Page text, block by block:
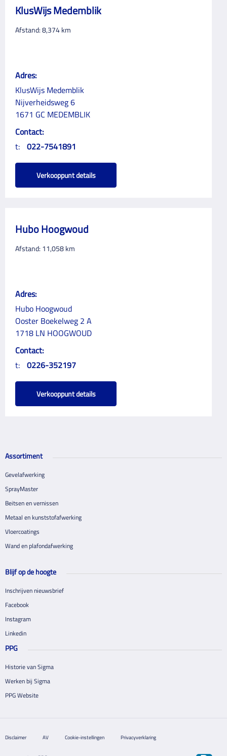
KlusWijs Medemblik
Afstand:8,374km
Adres:
KlusWijs Medemblik
Nijverheidsweg 6
1671 GC MEDEMBLIK
Contact:
t: 022-7541891
Verkooppunt details
Hubo Hoogwoud
Afstand: 11,058km
Adres:
Hubo Hoogwoud
Ooster Boekelweg 2 A
1718 LN HOOGWOUD
Contact:
t: 0226-352197
Verkooppunt details
Assortiment
Gevelafwerking
SprayMaster
Beitsen en vernissen
Metaal en kunststofafwerking
Vloercoatings
Wand en plafondafwerking
Blijf op de hoogte
Inschrijven nieuwsbrief
Facebook
Instagram
Linkedin
PPG
Historie van Sigma
Werken bij Sigma
PPG Website
Disclaimer AV Cookie-instellingen Privacyverklaring